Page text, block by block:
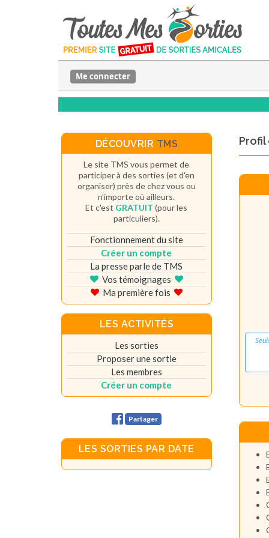
Me connecter
Profil
DÉCOUVRIR TMS
Le site TMS vous permet de
participer à des sorties (et d'en
organiser) près de chez vous ou
n'importe où ailleurs.
Et c'est GRATUIT (pour les
particuliers).
Fonctionnement du site
Créer un compte
La presse parle de TMS
Vos témoignages
Ma première fois
LES ACTIVITÉS
Les sorties
Proposer une sortie
Les membres
Créer un compte
Partager
LES SORTIES PAR DATE